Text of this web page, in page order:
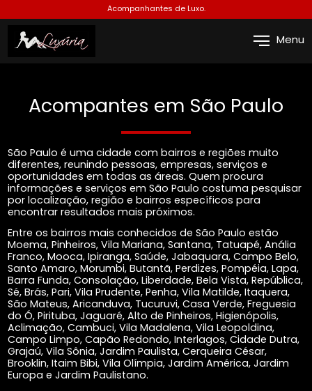
Acompanhantes de Luxo.
Menu
Acompantes em São Paulo
São Paulo é uma cidade com bairros e regiões muito
diferentes, reunindo pessoas, empresas, serviços e
oportunidades em todas as áreas. Quem procura
informações e serviços em São Paulo costuma pesquisar
por localização, região e bairros específicos para
encontrar resultados mais próximos.
Entre os bairros mais conhecidos de São Paulo estão
Moema, Pinheiros, Vila Mariana, Santana, Tatuapé, Anália
Franco, Mooca, Ipiranga, Saúde, Jabaquara, Campo Belo,
Santo Amaro, Morumbi, Butantã, Perdizes, Pompéia, Lapa,
Barra Funda, Consolação, Liberdade, Bela Vista, República,
Sé, Brás, Pari, Vila Prudente, Penha, Vila Matilde, Itaquera,
São Mateus, Aricanduva, Tucuruvi, Casa Verde, Freguesia
do Ó, Pirituba, Jaguaré, Alto de Pinheiros, Higienópolis,
Aclimação, Cambuci, Vila Madalena, Vila Leopoldina,
Campo Limpo, Capão Redondo, Interlagos, Cidade Dutra,
Grajaú, Vila Sônia, Jardim Paulista, Cerqueira César,
Brooklin, Itaim Bibi, Vila Olímpia, Jardim América, Jardim
Europa e Jardim Paulistano.